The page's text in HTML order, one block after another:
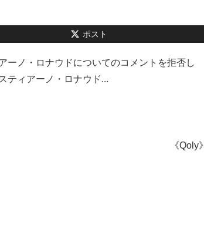
ポスト
ーノ・ロナウドについてのコメントを拒否し
ティアーノ・ロナウド...
《Qoly》